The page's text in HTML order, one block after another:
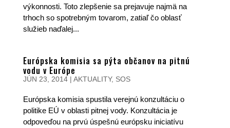
výkonnosti. Toto zlepšenie sa prejavuje najmä na
trhoch so spotrebným tovarom, zatiaľ čo oblasť
služieb naďalej...
Európska komisia sa pýta občanov na pitnú
vodu v Európe
JÚN 23, 2014| AKTUALITY, SOS
Európska komisia spustila verejnú konzultáciu o
politike EÚ v oblasti pitnej vody. Konzultácia je
odpoveďou na prvú úspešnú európsku iniciatívu